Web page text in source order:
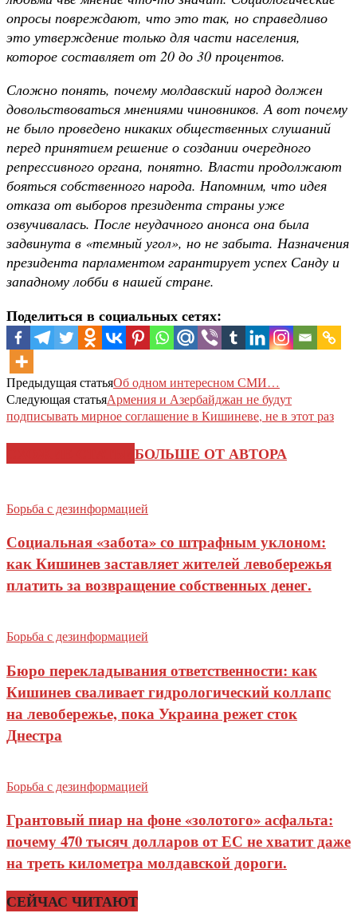
опросы повреждают, что это так, но справедливо
это утверждение только для части населения,
которое составляет от 20 до 30 процентов.
Сложно понять, почему молдавский народ должен
довольствоваться мнениями чиновников. А вот почему
не было проведено никаких общественных слушаний
перед принятием решение о создании очередного
репрессивного органа, понятно. Власти продолжают
бояться собственного народа. Напомним, что идея
отказа от выборов президента страны уже
озвучивалась. После неудачного анонса она была
задвинута в «темный угол», но не забыта. Назначения
президента парламентом гарантирует успех Санду и
западному лобби в нашей стране.
Поделиться в социальных сетях:
Предыдущая статьяОб одном интересном СМИ…
Следующая статьяАрмения и Азербайджан не будут
подписывать мирное соглашение в Кишиневе, не в этот раз
БОЛЬШЕ ОТ АВТОРА
Борьба с дезинформацией
Социальная «забота» со штрафным уклоном:
как Кишинев заставляет жителей левобережья
платить за возвращение собственных денег.
Борьба с дезинформацией
Бюро перекладывания ответственности: как
Кишинев сваливает гидрологический коллапс
на левобережье, пока Украина режет сток
Днестра
Борьба с дезинформацией
Грантовый пиар на фоне «золотого» асфальта:
почему 470 тысяч долларов от ЕС не хватит даже
на треть километра молдавской дороги.
СЕЙЧАС ЧИТАЮТ